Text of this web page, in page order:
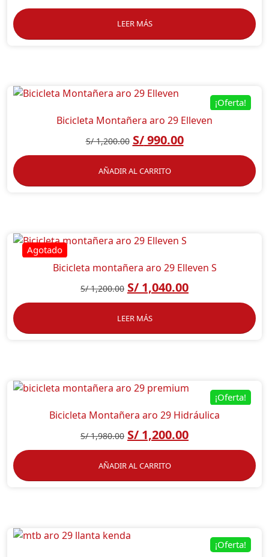
LEER MÁS
¡Oferta!
Bicicleta Montañera aro 29 Elleven
S/1,200.00 S/990.00
AÑADIR AL CARRITO
Bicicleta montañera aro 29 Elleven S
S/1,200.00 S/ 1,040.00
LEER MÁS
¡Oferta!
Bicicleta Montañera aro 29 Hidráulica
S/1,980.00 S/ 1,200.00
AÑADIR AL CARRITO
¡Oferta!